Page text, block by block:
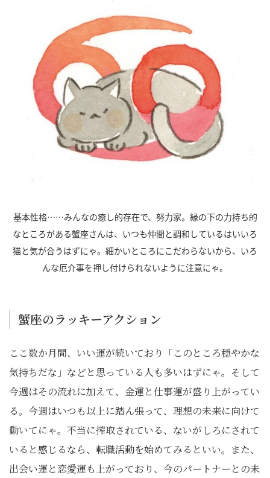
基本性格……みんなの癒し的存在で、努力家。縁の下の力持ち的
なところがある蟹座さんは、いつも仲間と調和しているはいいろ
猫と気が合うはずにゃ。細かいところにこだわらないから、いろ
んな厄介事を押し付けられないように注意にゃ。
蟹座のラッキーアクション
ここ数か月間、いい運が続いており「このところ穏やかな
気持ちだな」などと思っている人も多いはずにゃ。そして
今週はその流れに加えて、金運と仕事運が盛り上がってい
る。今週はいつも以上に踏ん張って、理想の未来に向けて
動いてにゃ。不当に搾取されている、ないがしろにされて
いると感じるなら、転職活動を始めてみるといい。また、
出会い運と恋愛運も上がっており、今のパートナーとの未